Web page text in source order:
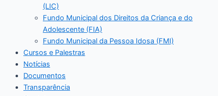
(LIC)
Fundo Municipal dos Direitos da Criança e do
Adolescente (FIA)
Fundo Municipal da Pessoa Idosa (FMI)
Cursos e Palestras
Notícias
Documentos
Transparência